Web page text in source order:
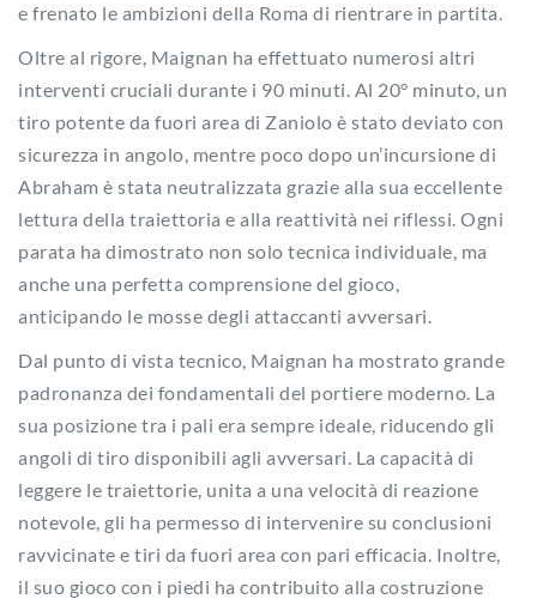
e frenato le ambizioni della Roma di rientrare in partita.
Oltre al rigore, Maignan ha effettuato numerosi altri
interventi cruciali durante i 90 minuti. Al 20° minuto, un
tiro potente da fuori area di Zaniolo è stato deviato con
sicurezza in angolo, mentre poco dopo un’incursione di
Abraham è stata neutralizzata grazie alla sua eccellente
lettura della traiettoria e alla reattività nei riflessi. Ogni
parata ha dimostrato non solo tecnica individuale, ma
anche una perfetta comprensione del gioco,
anticipando le mosse degli attaccanti avversari.
Dal punto di vista tecnico, Maignan ha mostrato grande
padronanza dei fondamentali del portiere moderno. La
sua posizione tra i pali era sempre ideale, riducendo gli
angoli di tiro disponibili agli avversari. La capacità di
leggere le traiettorie, unita a una velocità di reazione
notevole, gli ha permesso di intervenire su conclusioni
ravvicinate e tiri da fuori area con pari efficacia. Inoltre,
il suo gioco con i piedi ha contribuito alla costruzione